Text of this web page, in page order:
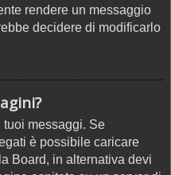
rendere un messaggio
decidere di modificarlo
messaggi. Se
è possibile caricare
Board, in alternativa devi